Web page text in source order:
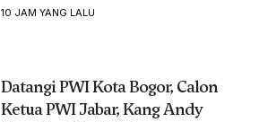
10 JAM YANG LALU
Datangi PWI Kota Bogor, Calon
Ketua PWI Jabar, Kang Andy